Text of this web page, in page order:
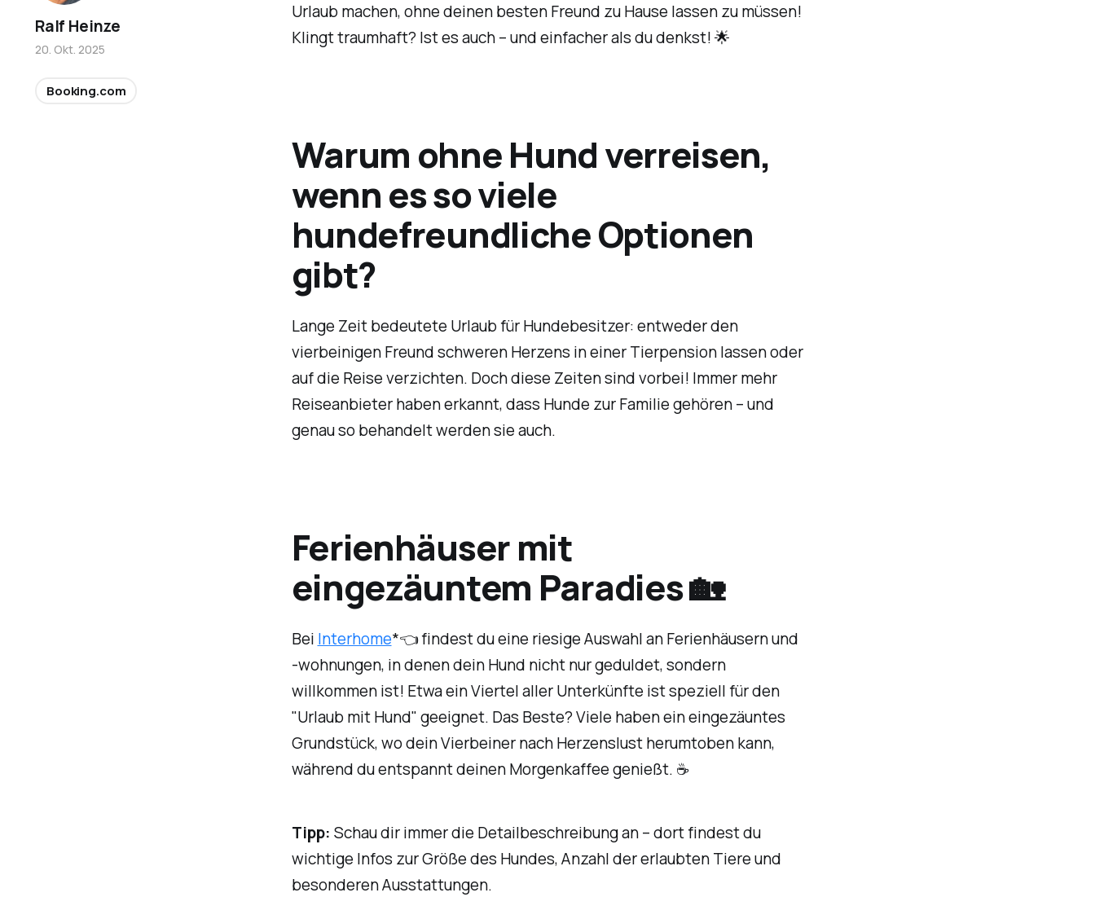
Urlaub machen, ohne deinen besten Freund zu Hause lassen zu müssen!
Klingt traumhaft? Ist es auch – und einfacher als du denkst! 🌟
Warum ohne Hund verreisen,
wenn es so viele
hundefreundliche Optionen
gibt?
Lange Zeit bedeutete Urlaub für Hundebesitzer: entweder den
vierbeinigen Freund schweren Herzens in einer Tierpension lassen oder
auf die Reise verzichten. Doch diese Zeiten sind vorbei! Immer mehr
Reiseanbieter haben erkannt, dass Hunde zur Familie gehören – und
genau so behandelt werden sie auch.
Ferienhäuser mit
eingezäuntem Paradies 🏡
Bei Interhome*👈 findest du eine riesige Auswahl an Ferienhäusern und
-wohnungen, in denen dein Hund nicht nur geduldet, sondern
willkommen ist! Etwa ein Viertel aller Unterkünfte ist speziell für den
"Urlaub mit Hund" geeignet. Das Beste? Viele haben ein eingezäuntes
Grundstück, wo dein Vierbeiner nach Herzenslust herumtoben kann,
während du entspannt deinen Morgenkaffee genießt. ☕
Tipp: Schau dir immer die Detailbeschreibung an – dort findest du
wichtige Infos zur Größe des Hundes, Anzahl der erlaubten Tiere und
besonderen Ausstattungen.
Ralf Heinze
20. Okt. 2025
Booking.com